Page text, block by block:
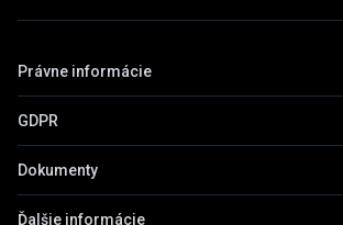
Stiahnuť
Praha, Česká republika
Právne informácie
Základné informácie
Zásady ochrany osobných údajov
GDPR
Všeobecné informácie
Dokumenty
Prehľad dokumentov
Ďalšie informácie